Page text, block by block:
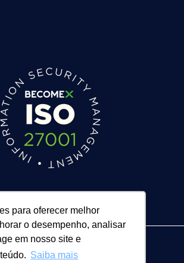
para oferecer melhor
o desempenho, analisar
em nosso site e
Saiba mais